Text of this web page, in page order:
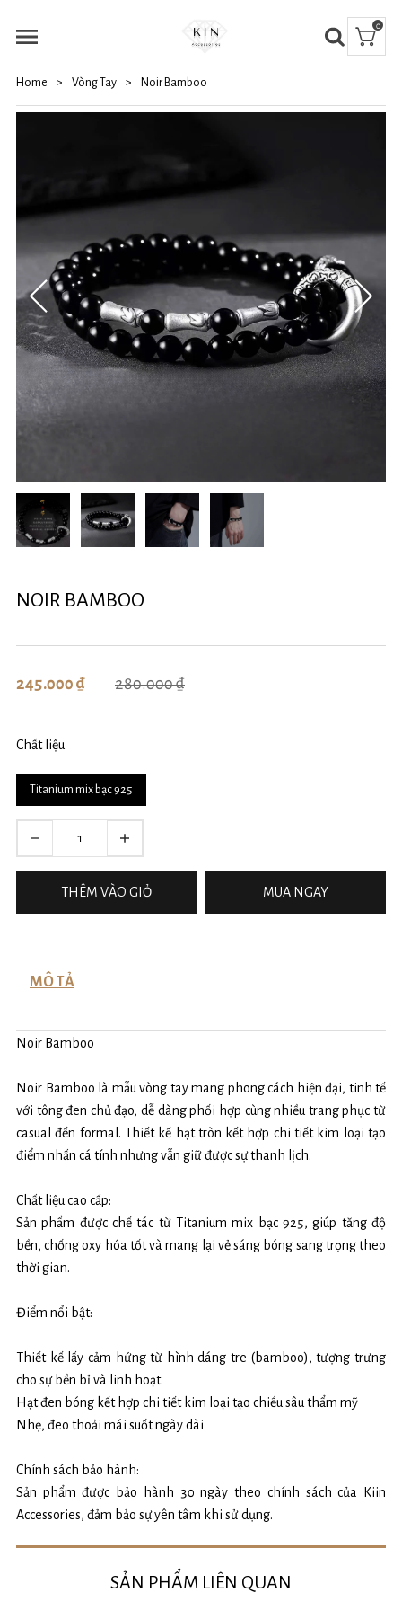
0
Home > Vòng Tay > Noir Bamboo
NOIR BAMBOO
280.000 ₫
245.000 ₫
Chất liệu
Titanium mix bạc 925
THÊM VÀO GIỎ MUA NGAY
MÔ TẢ
Noir Bamboo
Noir Bamboo là mẫu vòng tay mang phong cách hiện đại, tinh tế
với tông đen chủ đạo, dễ dàng phối hợp cùng nhiều trang phục từ
casual đến formal. Thiết kế hạt tròn kết hợp chi tiết kim loại tạo
điểm nhấn cá tính nhưng vẫn giữ được sự thanh lịch.
Chất liệu cao cấp:
Sản phẩm được chế tác từ Titanium mix bạc 925, giúp tăng độ
bền, chống oxy hóa tốt và mang lại vẻ sáng bóng sang trọng theo
thời gian.
Điểm nổi bật:
Thiết kế lấy cảm hứng từ hình dáng tre (bamboo), tượng trưng
cho sự bền bỉ và linh hoạt
Hạt đen bóng kết hợp chi tiết kim loại tạo chiều sâu thẩm mỹ
Nhẹ, đeo thoải mái suốt ngày dài
Chính sách bảo hành:
Sản phẩm được bảo hành 30 ngày theo chính sách của Kiin
Accessories, đảm bảo sự yên tâm khi sử dụng.
SẢN PHẨM LIÊN QUAN